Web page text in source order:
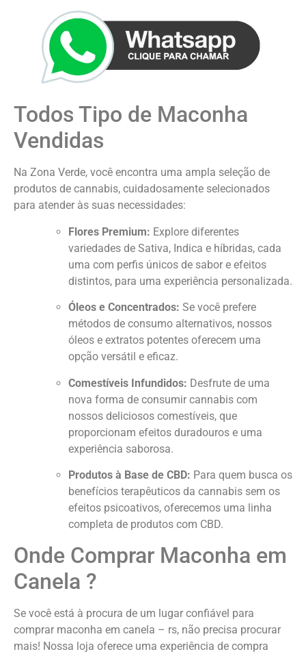
Todos Tipo de Maconha
Vendidas
Na Zona Verde, você encontra uma ampla seleção de
produtos de cannabis, cuidadosamente selecionados
para atender às suas necessidades:
Flores Premium: Explore diferentes
variedades de Sativa, Indica e híbridas, cada
uma com perfis únicos de sabor e efeitos
distintos, para uma experiência personalizada.
Óleos e Concentrados: Se você prefere
métodos de consumo alternativos, nossos
óleos e extratos potentes oferecem uma
opção versátil e eficaz.
Comestíveis Infundidos: Desfrute de uma
nova forma de consumir cannabis com
nossos deliciosos comestíveis, que
proporcionam efeitos duradouros e uma
experiência saborosa.
Produtos à Base de CBD: Para quem busca os
benefícios terapêuticos da cannabis sem os
efeitos psicoativos, oferecemos uma linha
completa de produtos com CBD.
Onde Comprar Maconha em
Canela ?
Se você está à procura de um lugar confiável para
comprar maconha em canela – rs, não precisa procurar
mais! Nossa loja oferece uma experiência de compra